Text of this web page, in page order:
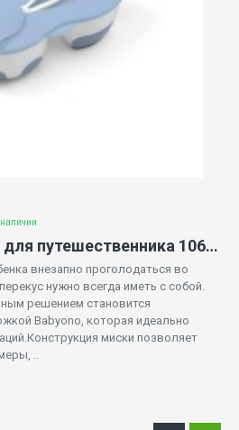
Миска-контейнер для путешественника 1067/01 blue
внезапно проголодаться во
нужно всегда иметь с собой.
решением становится
Babyono, которая идеально
миски позволяет
..